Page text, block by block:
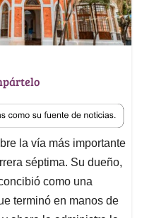
la vía más importante
séptima. Su dueño,
como una
terminó en manos de